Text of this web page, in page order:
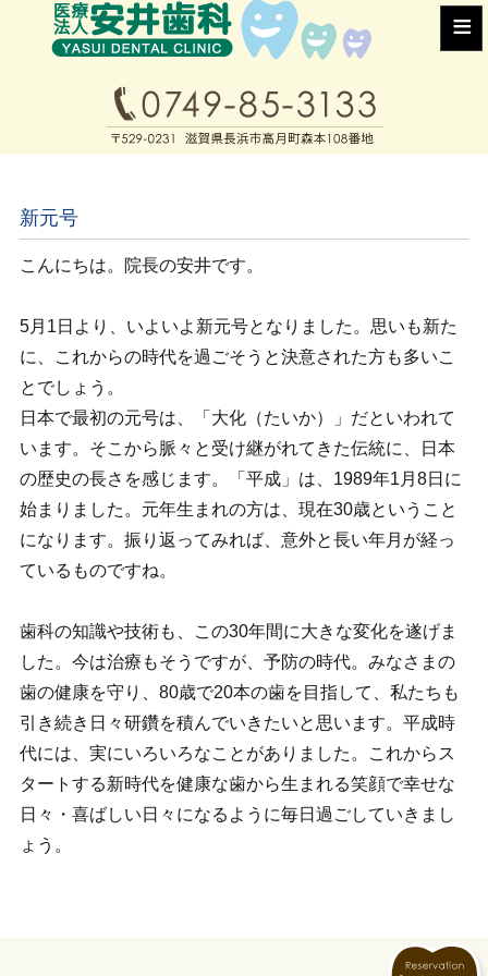
≡
新元号
こんにちは。院長の安井です。
5月1日より、いよいよ新元号となりました。思いも新た
に、これからの時代を過ごそうと決意された方も多いこ
とでしょう。
日本で最初の元号は、「大化（たいか）」だといわれて
います。そこから脈々と受け継がれてきた伝統に、日本
の歴史の長さを感じます。「平成」は、1989年1月8日に
始まりました。元年生まれの方は、現在30歳ということ
になります。振り返ってみれば、意外と長い年月が経っ
ているものですね。
歯科の知識や技術も、この30年間に大きな変化を遂げま
した。今は治療もそうですが、予防の時代。みなさまの
歯の健康を守り、80歳で20本の歯を目指して、私たちも
引き続き日々研鑽を積んでいきたいと思います。平成時
代には、実にいろいろなことがありました。これからス
タートする新時代を健康な歯から生まれる笑顔で幸せな
日々・喜ばしい日々になるように毎日過ごしていきまし
ょう。